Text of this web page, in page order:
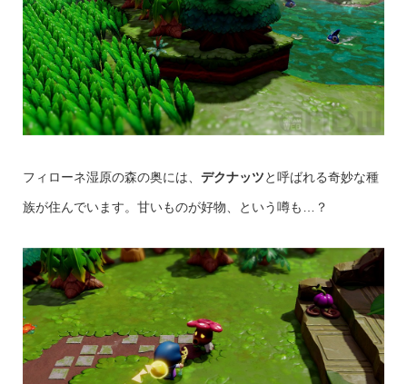
フィローネ湿原の森の奥には、 デクナッツと呼ばれる奇妙な種
族が住んでいます。甘いものが好物、という噂も…？